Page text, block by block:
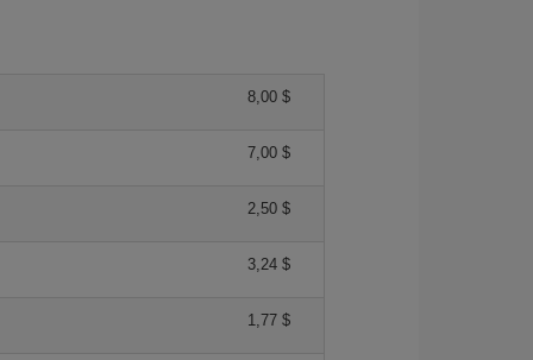
8,00 $
7,00 $
2,50 $
3,24 $
1,77 $